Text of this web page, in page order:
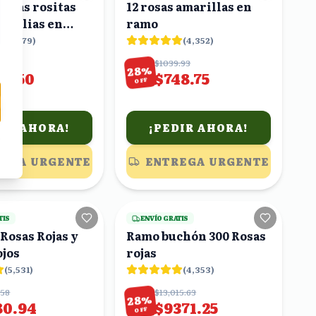
rositas
en
4,679)
AHORA!
URGENTE
12 rosas amarillas en
ramo
(4,352)
28%
OFF
$1039.93
$748.75
¡PEDIR AHORA!
ENTREGA URGENTE
22viendo
Rojas y
(5,531)
19viendo
ENVÍO GRATIS
Ramo buchón 300 Rosas
rojas
(4,353)
28%
OFF
$13,015.63
$9371.25